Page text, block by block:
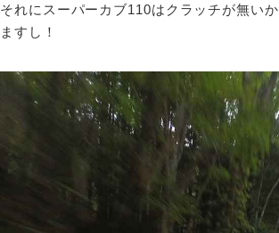
それにスーパーカブ110はクラッチが無い
ますし！